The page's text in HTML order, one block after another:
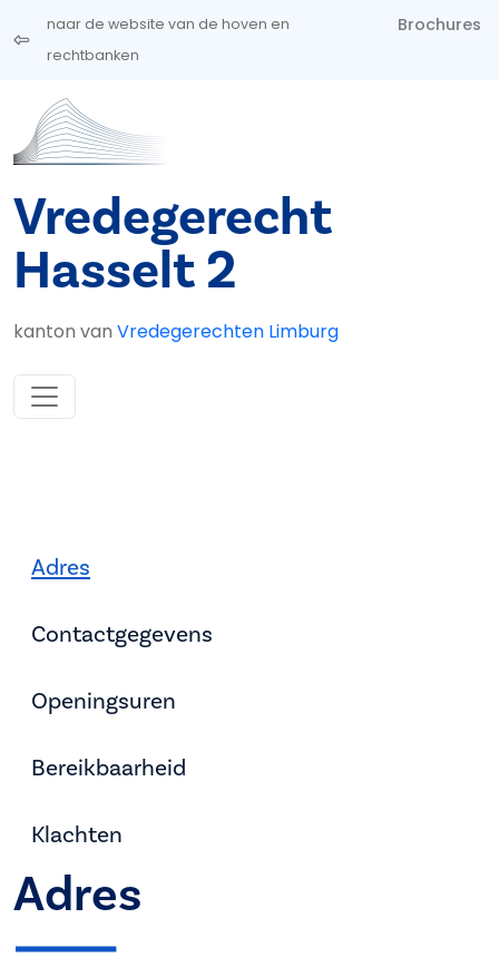
Overslaan en naar de inhoud gaan
naar de website van de hoven en
rechtbanken
Brochures
Vredegerecht
Hasselt 2
kanton van Vredegerechten Limburg
Adres
Contactgegevens
Openingsuren
Bereikbaarheid
Klachten
Adres